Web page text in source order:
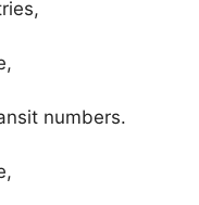
numbers.